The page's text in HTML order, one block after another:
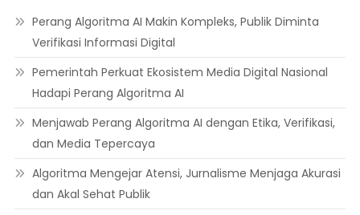
Perang Algoritma AI Makin Kompleks, Publik Diminta
Verifikasi Informasi Digital
Pemerintah Perkuat Ekosistem Media Digital Nasional
Hadapi Perang Algoritma AI
Menjawab Perang Algoritma AI dengan Etika, Verifikasi,
dan Media Tepercaya
Algoritma Mengejar Atensi, Jurnalisme Menjaga Akurasi
dan Akal Sehat Publik